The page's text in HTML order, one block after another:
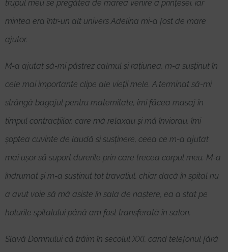
trupul meu se pregătea de marea venire a prințesei, iar
mintea era într-un alt univers Adelina mi-a fost de mare
ajutor.
M-a ajutat să-mi păstrez calmul și rațiunea, m-a susținut în
cele mai importante clipe ale vieții mele. A terminat să-mi
strângă bagajul pentru maternitate, îmi făcea masaj în
timpul contracțiilor, care mă relaxau și mă înviorau, îmi
șoptea cuvinte de laudă și susținere, ceea ce m-a ajutat
mai ușor să suport durerile prin care trecea corpul meu. M-a
îndrumat și m-a susținut tot travaliul, chiar dacă în spital nu
a avut voie să mă asiste în sala de naștere, ea a stat pe
holurile spitalului până am fost transferată în salon.
Slavă Domnului că trăim în secolul XXI, cand telefonul fără